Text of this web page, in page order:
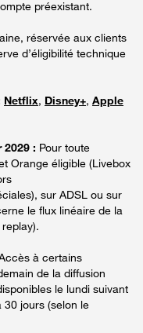
préexistant.
réservée aux clients
d’éligibilité technique
Netflix, Disney+, Apple
2029 : Pour toute
Orange éligible (Livebox
sur ADSL ou sur
le flux linéaire de la
à certains
de la diffusion
le lundi suivant
30 jours (selon le